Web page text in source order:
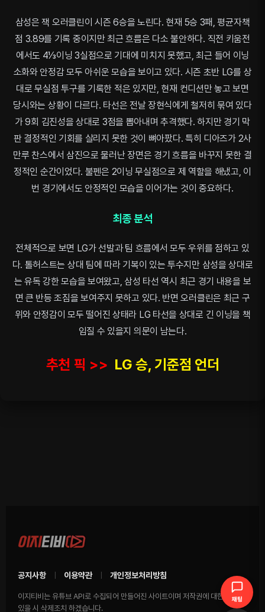
채팅
삼성은 잭 오러클린이 시즌 6승을 노린다. 현재 5승 3패, 평균자책
점 3.89를 기록 중이지만 최근 흐름은 다소 불안하다. 직전 키움전
에서도 4⅓이닝 3실점으로 기대에 미치지 못했고, 최근 들어 이닝
소화와 안정감 모두 아쉬운 모습을 보이고 있다. 시즌 초반 LG를 상
대로 무실점 투구를 기록한 적은 있지만, 현재 컨디션만 놓고 보면
당시와는 상황이 다르다. 타선은 전날 장현식에게 철저히 묶여 있다
가 9회 김진성을 상대로 3점을 뽑아내며 추격했다. 하지만 경기 막
판 결정적인 기회를 살리지 못한 것이 뼈아팠다. 특히 디아즈가 2사
만루 찬스에서 삼진으로 물러난 장면은 경기 흐름을 바꾸지 못한 결
정적인 순간이었다. 불펜은 2이닝 무실점으로 제 역할을 해냈고, 이
번 경기에서도 안정적인 모습을 이어가는 것이 중요하다.
최종 분석
전체적으로 보면 LG가 선발과 팀 흐름에서 모두 우위를 점하고 있
다. 톨허스트는 상대 팀에 따라 기복이 있는 투수지만 삼성을 상대로
는 유독 강한 모습을 보여왔고, 삼성 타선 역시 최근 경기 내용을 보
면 큰 반등 조짐을 보여주지 못하고 있다. 반면 오러클린은 최근 구
위와 안정감이 모두 떨어진 상태라 LG 타선을 상대로 긴 이닝을 책
임질 수 있을지 의문이 남는다.
추천 픽 >> LG 승, 기준점 언더
공지사항 이용약관 개인정보처리방침
이지티비는 유튜브 API로 수집되어 만들어진 사이트이며 저작권에 대한 영상이
있을 시 삭제조치 하겠습니다.